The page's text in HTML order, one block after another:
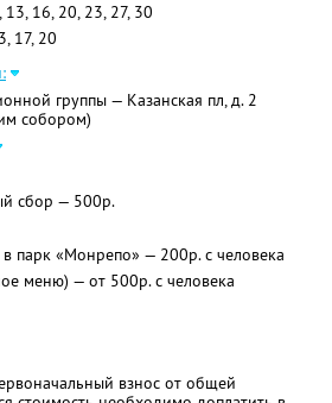
16, 20, 23, 27, 30
17, 20
группы — Казанская пл, д. 2
собором)
сбор — 500р.
парк «Монрепо» — 200р. с человека
меню) — от 500р. с человека
взнос от общей